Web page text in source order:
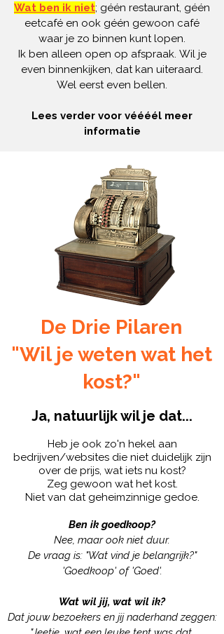
Wat ben ik niet; géén restaurant, géén
eetcafé en ook géén gewoon café
waar je zo binnen kunt lopen.
Ik ben alleen open op afspraak. Wil je
even binnenkijken, dat kan uiteraard.
Wel eerst even bellen.
Lees verder voor véééél meer
informatie
De Drie Pilaren
"Wil je weten wat het
kost?"
Ja, natuurlijk wil je dat...
Heb je ook zo'n hekel aan
bedrijven/websites die niet duidelijk zijn
over de prijs, wat iets nu kost?
Zeg gewoon wat het kost.
Niet van dat geheimzinnige gedoe.
Ben ik goedkoop?
Nee, maar ook niet duur.
De vraag is: "Wat vind je belangrijk?"
'Goedkoop' of 'Goed'.
Wat wil jij, wat wil ik?
Dat jouw bezoekers en jij naderhand zeggen: